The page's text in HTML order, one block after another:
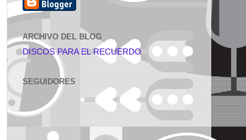
ARCHIVO DEL BLOG
DISCOS PARA EL RECUERDO
SEGUIDORES